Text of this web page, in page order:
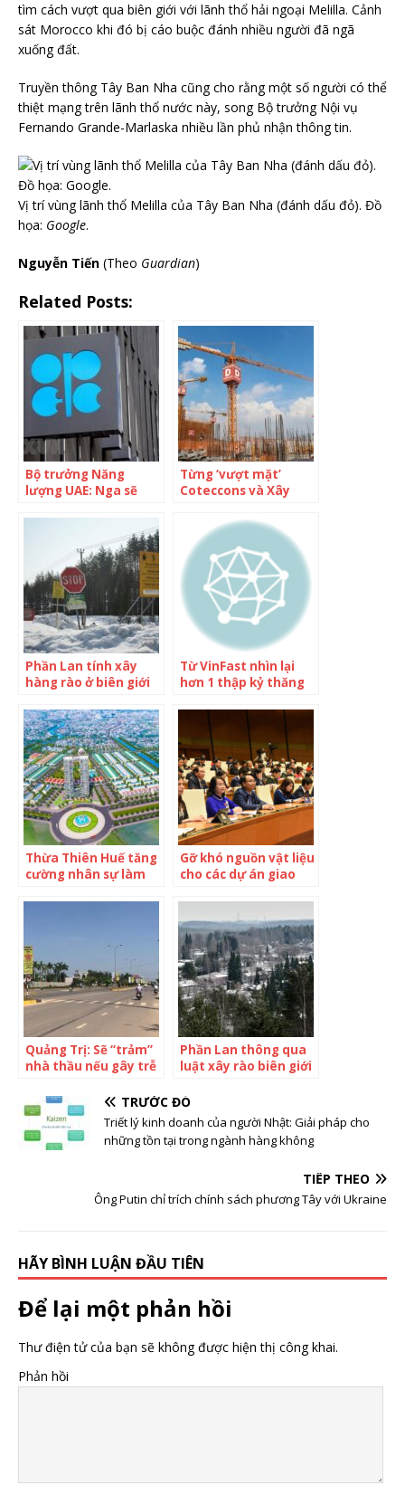
tìm cách vượt qua biên giới với lãnh thổ hải ngoại Melilla. Cảnh
sát Morocco khi đó bị cáo buộc đánh nhiều người đã ngã
xuống đất.
Truyền thông Tây Ban Nha cũng cho rằng một số người có thể
thiệt mạng trên lãnh thổ nước này, song Bộ trưởng Nội vụ
Fernando Grande-Marlaska nhiều lần phủ nhận thông tin.
Vị trí vùng lãnh thổ Melilla của Tây Ban Nha (đánh dấu đỏ). Đồ
họa: Google.
Nguyễn Tiến (Theo Guardian)
Related Posts:
Bộ trưởng Năng
lượng UAE: Nga sẽ
Từng ‘vượt mặt’
Coteccons và Xây
xây dựng có tiếng bị
huỷ niêm yết cổ
phiếu, ngân hàng rao
bán món nợ 500 tỷ
Phần Lan tính xây
hàng rào ở biên giới
Từ VinFast nhìn lại
hơn 1 thập kỷ thăng
Tesla: Lên sàn trong
hoài nghi, giá biến
động như tàu lượn
siêu tốc để rồi trở
thành số 1 thế giới
Thừa Thiên Huế tăng
cường nhân sự làm
Gỡ khó nguồn vật liệu
cho các dự án giao
Quảng Trị: Sẽ “trảm”
nhà thầu nếu gây trễ
lang Kinh tế Đông
Tây
Phần Lan thông qua
luật xây rào biên giới
TRƯỚC ĐÓ
Triết lý kinh doanh của người Nhật: Giải pháp cho
những tồn tại trong ngành hàng không
TIẾP THEO
Ông Putin chỉ trích chính sách phương Tây với Ukraine
HÃY BÌNH LUẬN ĐẦU TIÊN
Để lại một phản hồi
Thư điện tử của bạn sẽ không được hiện thị công khai.
Phản hồi